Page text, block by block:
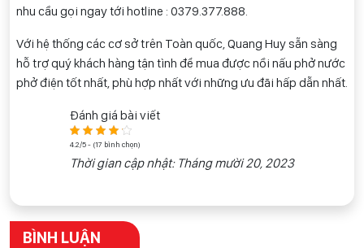
nhu cầu gọi ngay tới hotline : 0379.377.888
Với hệ thống các cơ sở trên Toàn quốc, Quang Huy sẵn sàng
hỗ trợ quý khách hàng tận tình để mua được nồi nấu phở nước
phở điện tốt nhất, phù hợp nhất với những ưu đãi hấp dẫn nhất.
Đánh giá bài viết
4.2/5 - (17 bình chọn)
Thời gian cập nhật: Tháng mười 20, 2023
BÌNH LUẬN